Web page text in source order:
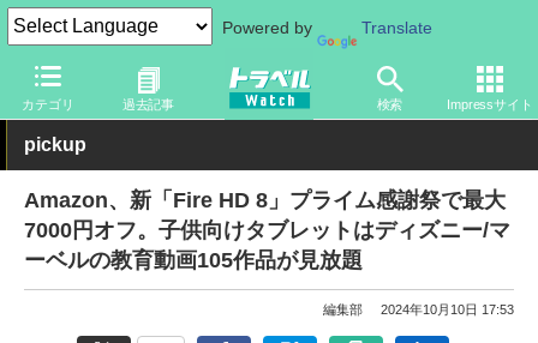
Powered by Translate
カテゴリ 過去記事 検索 Impressサイト
トラベル Watch 旅のアイテム スマホ・ルーター タブレット
pickup
Amazon、新「Fire HD 8」プライム感謝祭で最大
7000円オフ。子供向けタブレットはディズニー/マ
ーベルの教育動画105作品が見放題
編集部 2024年10月10日 17:53